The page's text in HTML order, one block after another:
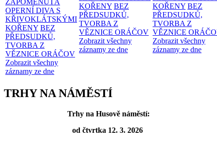
ZAPOMENUTÁ
OPERNÍ DIVA S
KŘIVOKLÁTSKÝMI
KOŘENY BEZ
PŘEDSUDKŮ,
TVORBA Z
VĚZNICE ORÁČOV
Zobrazit všechny
záznamy ze dne
KOŘENY BEZ
PŘEDSUDKŮ,
TVORBA Z
VĚZNICE ORÁČOV
Zobrazit všechny
záznamy ze dne
KOŘENY BEZ
PŘEDSUDKŮ,
TVORBA Z
VĚZNICE
Zobrazit všechny
záznamy ze dne
TRHY NA NÁMĚSTÍ
Trhy na Husově náměstí:
od čtvrtka 12. 3. 2026